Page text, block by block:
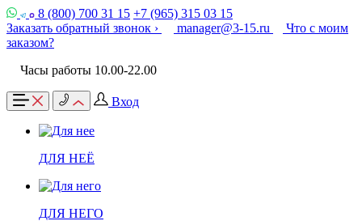
8 (800) 700 31 15 +7 (965) 315 03 15
Заказать обратный звонок ›
manager@3-15.ru
Что с моим
заказом?
Часы работы 10.00-22.00
Вход
ДЛЯ НЕЁ
ДЛЯ НЕГО